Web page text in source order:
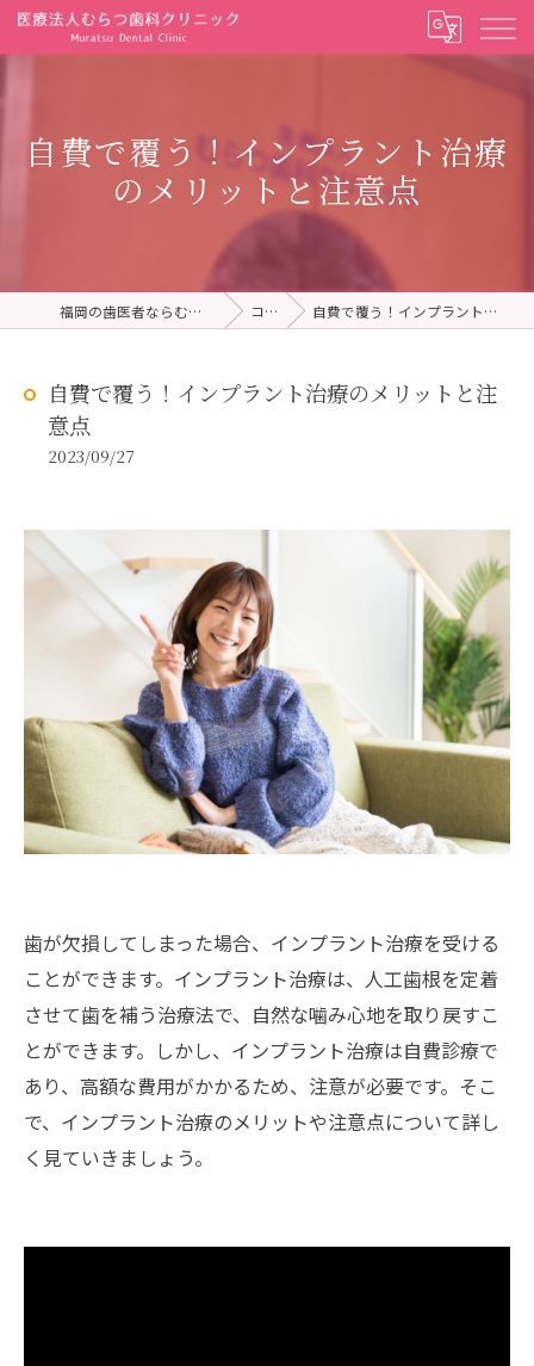
自費で覆う！インプラント治療
のメリットと注意点
福岡の歯医者ならむらつ歯科クリニック コラム 自費で覆う！インプラント治療のメリットと注意点
自費で覆う！インプラント治療のメリットと注
意点
2023/09/27
歯が欠損してしまった場合、インプラント治療を受ける
ことができます。インプラント治療は、人工歯根を定着
させて歯を補う治療法で、自然な噛み心地を取り戻すこ
とができます。しかし、インプラント治療は自費診療で
あり、高額な費用がかかるため、注意が必要です。そこ
で、インプラント治療のメリットや注意点について詳し
く見ていきましょう。